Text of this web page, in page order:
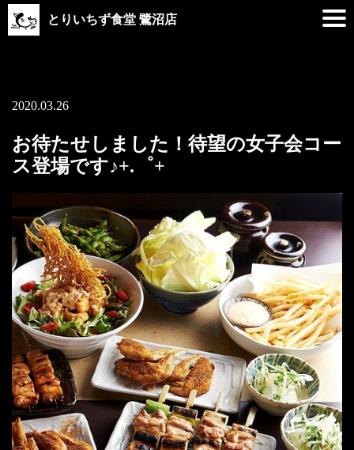
とりいちず食堂 鷺沼店
2020.03.26
お待たせしました！待望の女子会コー
ス登場です♪+.゜+